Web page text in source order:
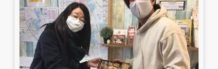
ガザ地区での公園の緑化を通じた支援事業
ガザ地区における被災住民への緊急支援
ガザ地区酪農を通した女性グループの生計支援